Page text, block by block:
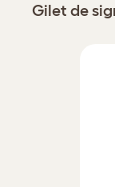
Gilet de